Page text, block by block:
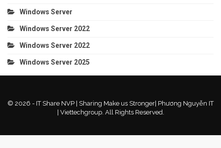
Windows Server
Windows Server 2022
Windows Server 2022
Windows Server 2025
© 2026 - IT Share NVP | Sharing Make us Stronger| Phương Nguyễn IT
| Viettechgroup. All Rights Reserved.